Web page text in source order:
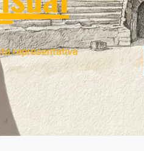
representativa